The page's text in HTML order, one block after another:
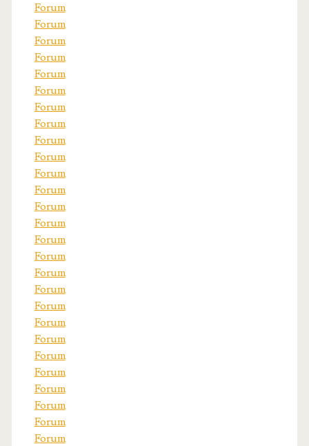
Forum
Forum
Forum
Forum
Forum
Forum
Forum
Forum
Forum
Forum
Forum
Forum
Forum
Forum
Forum
Forum
Forum
Forum
Forum
Forum
Forum
Forum
Forum
Forum
Forum
Forum
Forum